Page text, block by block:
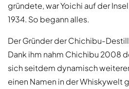
gründete, war Yoichi auf der
1934. So begann alles.
Der Gründer der Chichibu-
Dank ihm nahm Chichibu 2008
sich seitdem dynamisch
einen Namen in der Whiskywelt